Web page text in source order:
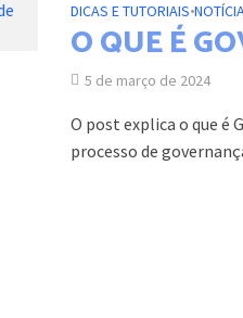
DICAS E TUTORIAIS•
O QUE É
5 de março de 2024
O post explica o que é
processo de